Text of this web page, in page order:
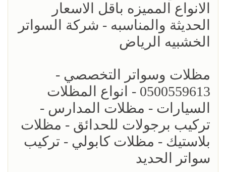
الانواع المميزه باقل الاسعار
الحديثة والمناسبه - شركة السواتر
الخشبيه الرياض
مظلات وسواتر التخصصي -
0500559613 - انواع المظلات
السيارات - مظلات المدارس -
تركيب برجولات للحدائق - مظلات
بلاستيك - مظلات كابولي - تركيب
سواتر الحديد